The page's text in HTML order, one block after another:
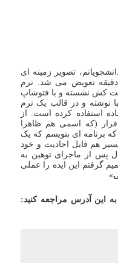
تصویر زمینه ای
تعویض می شد. نرم
کش نشسته و با فتوشاپ
زیبا نوشته و در قالب یک نرم
مگابایت) آماده استفاده کرده است. از
(که اسمی هم ظاهرا
برنامه ای بنویسم که یک
هم فایل احادیث و خود
پس از ماجرای توهین به
گرفتم این ایده را عملی
»
این آدرس مراجعه کنید: